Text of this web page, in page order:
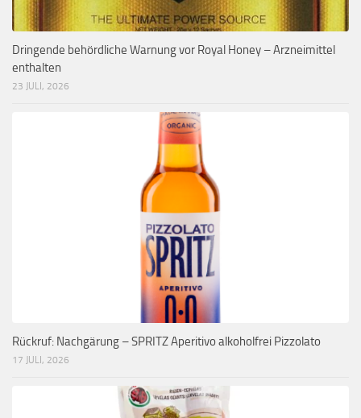
Dringende behördliche Warnung vor Royal Honey – Arzneimittel
enthalten
23 JULI, 2026
Rückruf: Nachgärung – SPRITZ Aperitivo alkoholfrei Pizzolato
17 JULI, 2026